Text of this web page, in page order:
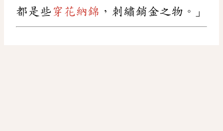
都是些 穿花納錦 ，刺繡銷金之物。」